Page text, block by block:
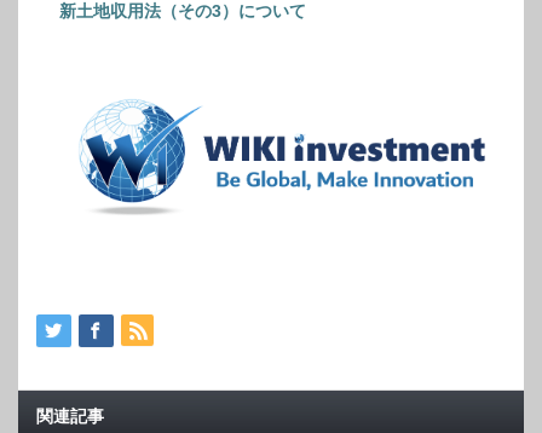
新土地収用法（その3）について
関連記事